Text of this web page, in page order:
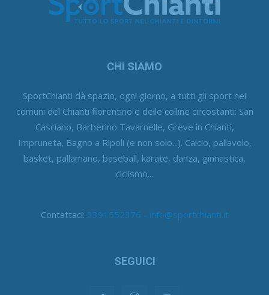
CHI SIAMO
SportChianti dà spazio, ogni giorno, a tutti gli sport nei
comuni del Chianti fiorentino e delle colline circostanti: San
Casciano, Barberino Tavarnelle, Greve in Chianti,
Impruneta, Bagno a Ripoli (e non solo...). Calcio, pallavolo,
basket, pallamano, baseball, karate, danza, ginnastica,
ciclismo...
Contattaci: 3391552376 - info@sportchianti.it
SEGUICI